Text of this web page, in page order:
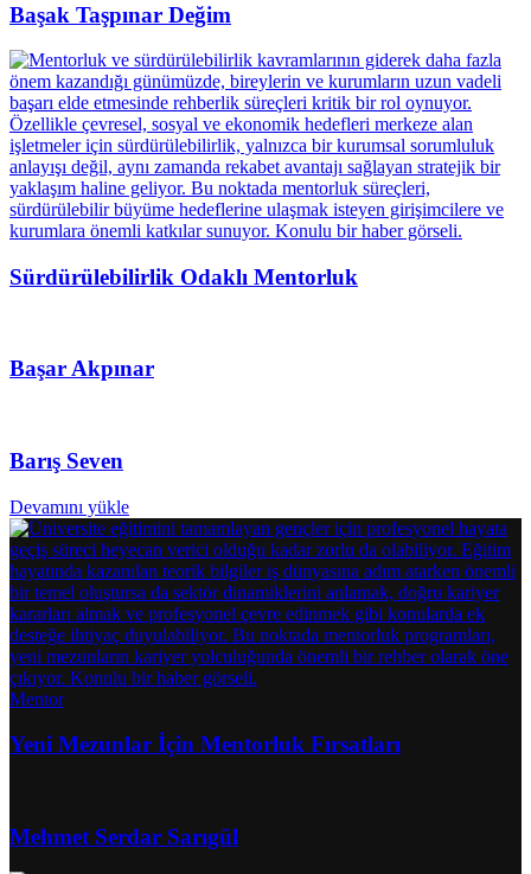
Başak Taşpınar Değim
Sürdürülebilirlik Odaklı Mentorluk
Başar Akpınar
Barış Seven
Devamını yükle
Mentor
Yeni Mezunlar İçin Mentorluk Fırsatları
Mehmet Serdar Sarıgül